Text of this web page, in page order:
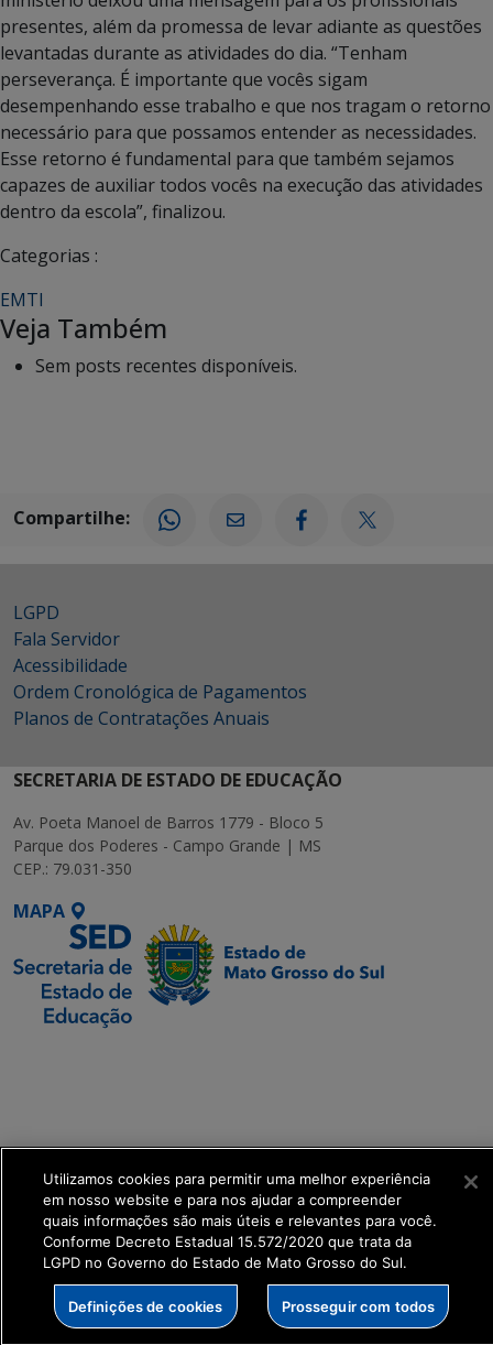
presentes, além da promessa de levar adiante as questões
levantadas durante as atividades do dia. “Tenham
perseverança. É importante que vocês sigam
desempenhando esse trabalho e que nos tragam o retorno
necessário para que possamos entender as necessidades.
Esse retorno é fundamental para que também sejamos
capazes de auxiliar todos vocês na execução das atividades
dentro da escola”, finalizou.
Categorias :
EMTI
Veja Também
Sem posts recentes disponíveis.
Compartilhe:
LGPD
Fala Servidor
Acessibilidade
Ordem Cronológica de Pagamentos
Planos de Contratações Anuais
SECRETARIA DE ESTADO DE EDUCAÇÃO
Av. Poeta Manoel de Barros 1779 - Bloco 5
Parque dos Poderes - Campo Grande | MS
CEP.: 79.031-350
MAPA
Utilizamos cookies para permitir uma melhor experiência
em nosso website e para nos ajudar a compreender
quais informações são mais úteis e relevantes para você.
Conforme Decreto Estadual 15.572/2020 que trata da
LGPD no Governo do Estado de Mato Grosso do Sul.
Definições de cookies Prosseguir com todos